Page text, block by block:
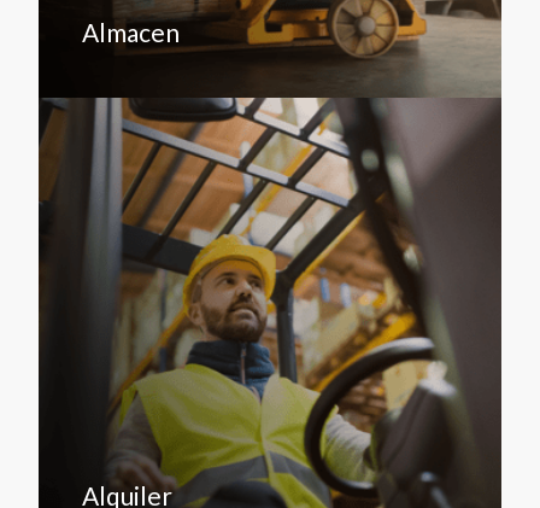
Almacen
Alquiler